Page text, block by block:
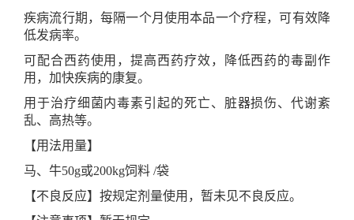
疾病流行期，每隔一个月使用本品一个疗程，可有效降
低发病率。
可配合西药使用，提高西药疗效，降低西药的毒副作
用，加快疾病的康复。
用于治疗细菌内毒素引起的死亡、脏器损伤、代谢紊
乱、高热等。
【用法用量】
马、牛50g或200kg饲料 /袋
【不良反应】按规定剂量使用，暂未见不良反应。